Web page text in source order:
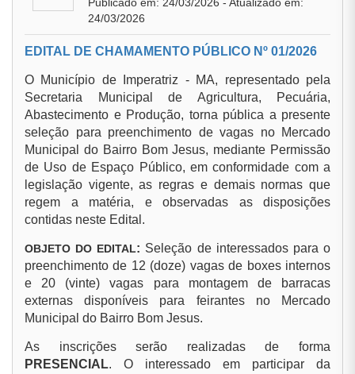
24/03/2026
EDITAL DE CHAMAMENTO PÚBLICO Nº 01/2026
O Município de Imperatriz - MA, representado pela
Secretaria Municipal de Agricultura, Pecuária,
Abastecimento e Produção, torna pública a presente
seleção para preenchimento de vagas no Mercado
Municipal do Bairro Bom Jesus, mediante Permissão
de Uso de Espaço Público, em conformidade com a
legislação vigente, as regras e demais normas que
regem a matéria, e observadas as disposições
contidas neste Edital.
OBJETO DO EDITAL: Seleção de interessados para o
preenchimento de 12 (doze) vagas de boxes internos
e 20 (vinte) vagas para montagem de barracas
externas disponíveis para feirantes no Mercado
Municipal do Bairro Bom Jesus.
As inscrições serão realizadas de forma
PRESENCIAL. O interessado em participar da